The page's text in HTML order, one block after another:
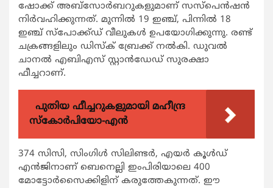
ഷോക്ക് അബ്‌സോര്‍ബറുകളുമാണ് സസ്‌പെന്‍ഷന്‍
നിര്‍വഹിക്കുന്നത്. മുന്നില്‍ 19 ഇഞ്ച്, പിന്നില്‍ 18
ഇഞ്ച് സ്‌പോക്ക്ഡ് വീലുകള്‍ ഉപയോഗിക്കുന്നു. രണ്ട്
ചക്രങ്ങളിലും ഡിസ്‌ക് ബ്രേക്ക് നല്‍കി. ഡുവല്‍
ചാനല്‍ എബിഎസ് സ്റ്റാന്‍ഡേഡ് സുരക്ഷാ
ഫീച്ചറാണ്.
പുതിയ ഫീച്ചറുകളുമായി മഹീന്ദ്ര
സ്കോർപിയോ-എൻ
374 സിസി, സിംഗിള്‍ സിലിണ്ടര്‍, എയര്‍ കൂള്‍ഡ്
എന്‍ജിനാണ് ബെനെല്ലി ഇംപിരിയാലെ 400
മോട്ടോര്‍സൈക്കിളിന് കരുത്തേകുന്നത്. ഈ